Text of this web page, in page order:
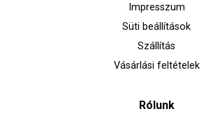
Impresszum
Süti beállítások
Szállítás
Vásárlási feltételek
Rólunk